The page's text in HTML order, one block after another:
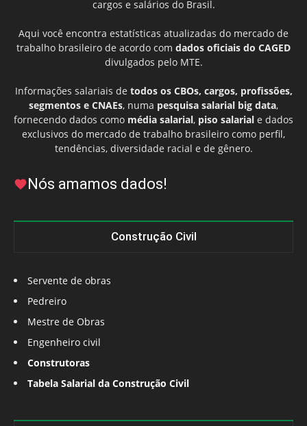
cargos e salários do Brasil.
Aqui você encontra estatísticas atualizadas do mercado de
trabalho brasileiro de acordo com dados oficiais do CAGED
divulgados pelo MTE.
Informações salariais de todos os CBOs, cargos, profissões,
segmentos e CNAEs, numa pesquisa salarial big data,
fornecendo dados como média salarial, piso salarial e dados
exclusivos do mercado de trabalho brasileiro como perfil,
tendências, diversidade racial e de gênero.
Nós amamos dados!
Construção Civil
Servente de obras
Pedreiro
Mestre de Obras
Engenheiro civil
Construtoras
Tabela Salarial da Construção Civil